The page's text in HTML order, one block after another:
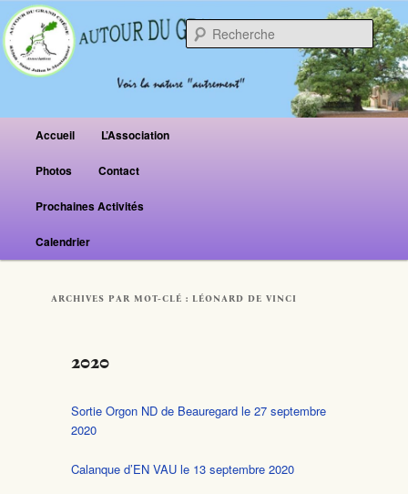
Menu principal
Aller au contenu principal
Aller au contenu secondaire
Accueil L’Association
Photos Contact
Prochaines Activités
Calendrier
ARCHIVES PAR MOT-CLÉ :LÉONARD DE VINCI
2020
Sortie Orgon ND de Beauregard le 27 septembre
2020
Calanque d’EN VAU le 13 septembre 2020